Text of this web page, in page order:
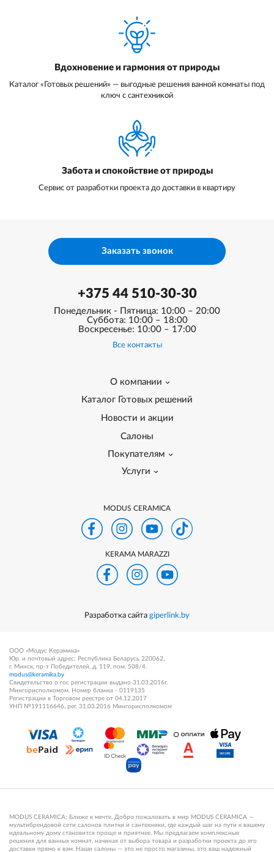
Вдохновение и гармония от природы
Каталог «Готовых решений» — выгодные решения ванной комнаты под
ключ с сантехникой
Забота и спокойствие от природы
Сервис от разработки проекта до доставки в квартиру
+375 44 510-30-30
Понедельник - Пятница: 10:00 – 20:00
Суббота: 10:00 – 18:00
Воскресенье: 10:00 – 17:00
Все контакты
О компании
Каталог Готовых решений
Новости и акции
Салоны
Покупателям
Услуги
Заказать звонок
MODUS CERAMICA
KERAMA MARAZZI
Разработка сайта giperlink.by
ООО «Модус Керамика»
Юр. и почтовый адрес: Республика Беларусь 220062,
г. Минск, пр-т Победителей, д. 119, пом. 508/4.
modus@keramika.by
Свидетельство о гос регистрации выдано 31.03.2016г.
Мингорисполкомом. Номер бланка - 0119135
Регистрации в Торговом реестре от 04.12.2017
УНП №191116646, рег. 31.03.2016 Мингорисполкомом
MODUS CERAMICA: Ближе к мечте. Добро пожаловать в мир MODUS CERAMICA —
мультибрендовой сети салонов плитки и сантехники, где каждый шаг на пути к вашему
идеальному дому становится проще и приятнее. Мы предлагаем комплексные
решения для ванных комнат, начиная от выбора товара и разработки проекта до его
доставки прямо к вам. Наши салоны — это не просто магазины, это ваш надежный